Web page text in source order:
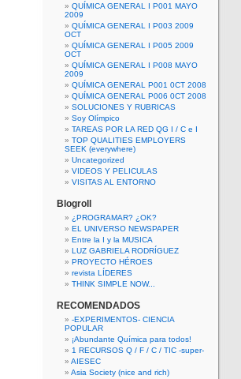
QUÍMICA GENERAL I P001 MAYO
2009
QUÍMICA GENERAL I P003 2009
OCT
QUÍMICA GENERAL I P005 2009
OCT
QUÍMICA GENERAL I P008 MAYO
2009
QUÍMICA GENERAL P001 0CT 2008
QUÍMICA GENERAL P006 0CT 2008
SOLUCIONES Y RUBRICAS
Soy Olímpico
TAREAS POR LA RED QG I / C e I
TOP QUALITIES EMPLOYERS
SEEK (everywhere)
Uncategorized
VIDEOS Y PELICULAS
VISITAS AL ENTORNO
Blogroll
¿PROGRAMAR? ¿OK?
EL UNIVERSO NEWSPAPER
Entre la I y la MUSICA
LUZ GABRIELA RODRÍGUEZ
PROYECTO HÉROES
revista LÍDERES
THINK SIMPLE NOW...
RECOMENDADOS
-EXPERIMENTOS- CIENCIA
POPULAR
¡Abundante Química para todos!
1 RECURSOS Q / F / C / TIC -super-
AIESEC
Asia Society (nice and rich)